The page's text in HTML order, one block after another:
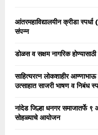
आंतरमहाविद्यालयीन क्रीडा
संपन्न
डोळस व सक्षम नागरिक
साहित्यरत्न लोकशाहीर
उत्साहात साजरी भाषण व निबंध
नांदेड जिल्हा धनगर समाजातर्फे ९
सोहळ्याचे आयोजन